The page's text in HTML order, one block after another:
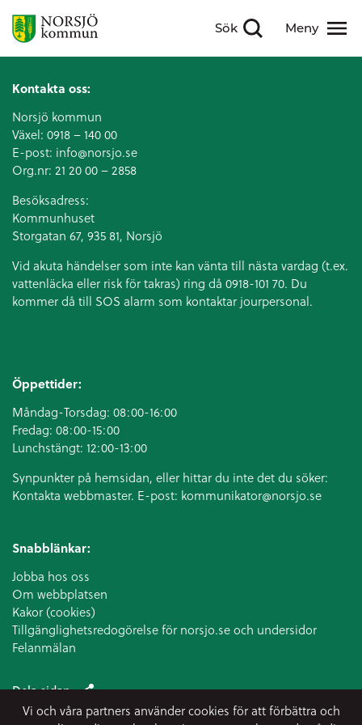
Sök
Visa sökfält Meny
Visa meny
Kontakta oss:
Norsjö kommun
Växel: 0918 – 140 00
E-post: info@norsjo.se
Org.nr: 21 20 00 – 2858
Besöksadress:
Kommunhuset
Storgatan 67, 935 81, Norsjö
Vid akuta händelser som inte kan vänta till nästa vardag (t.ex.
vattenläcka eller risk för takras) ring då 0918-101 70. Du
kommer då till SOS alarm som kontaktar jourpersonal.
Öppettider:
Måndag-Torsdag: 08:00-16:00
Fredag: 08:00-15:00
Lunchstängt: 12:00-13:00
Synpunkter på hemsidan, eller hittar du inte det du söker:
Kontakta webbmaster. E-post: kommunikator@norsjo.se
Snabblänkar:
Jobba hos oss
Om webbplatsen
Kakor (cookies)
Tillgänglighetsredogörelse för norsjo.se och undersidor
Felanmälan
Dela sidan
Vi och våra partners använder cookies för att förbättra och